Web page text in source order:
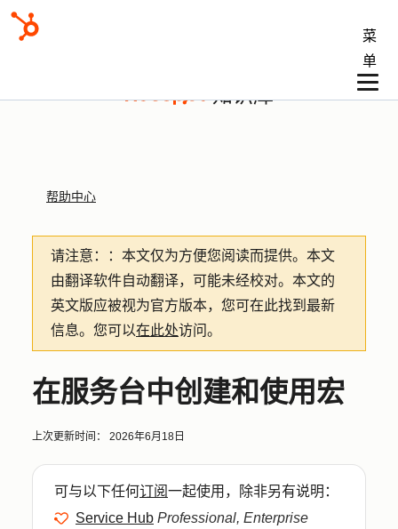
菜
单
知识库
帮助中心
请注意： ：本文仅为方便您阅读而提供。 本文
由翻译软件自动翻译，可能未经校对。本文的
英文版应被视为官方版本，您可在此找到最新
信息。您可以在此处访问。
在服务台中创建和使用宏
上次更新时间： 2026年6月18日
可与以下任何订阅一起使用，除非另有说明：
Service Hub Professional, Enterprise